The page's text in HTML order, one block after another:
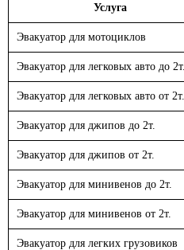
Услуга
Эвакуатор для мотоциклов
Эвакуатор для легковых авто до 2т.
Эвакуатор для легковых авто от 2т.
Эвакуатор для джипов до 2т.
Эвакуатор для джипов от 2т.
Эвакуатор для минивенов до 2т.
Эвакуатор для минивенов от 2т.
Эвакуатор для легких грузовиков